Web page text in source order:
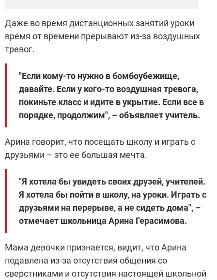
Даже во время дистанционных занятий уроки
время от времени прерывают из-за воздушных
тревог.
"Если кому-то нужно в бомбоубежище,
давайте. Если у кого-то воздушная тревога,
покиньте класс и идите в укрытие. Если все в
порядке, продолжим", – объявляет учитель.
Арина говорит, что посещать школу и играть с
друзьями – это ее большая мечта.
"Я хотела бы увидеть своих друзей, учителей.
Я хотела бы пойти в школу, на уроки. Играть с
друзьями на перерыве, а не сидеть дома", –
отмечает школьница Арина Герасимова.
Мама девочки признается, видит, что Арина
подавлена из-за отсутствия общения со
сверстниками и отсутствия настоящей школьной